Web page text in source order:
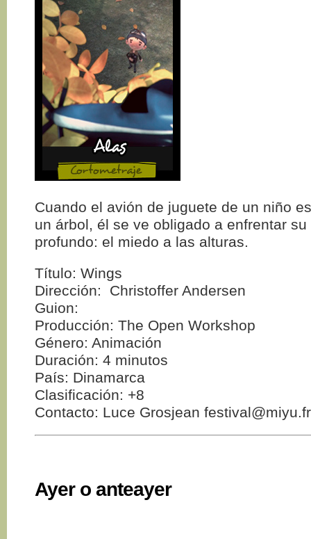
Cuando el avión de juguete de un niño
un árbol, él se ve obligado a enfrentar
profundo: el miedo a las alturas.
Título: Wings
Dirección: Christoffer Andersen
Guion:
Producción: The Open Workshop
Género: Animación
Duración: 4 minutos
País: Dinamarca
Clasificación: +8
Contacto: Luce Grosjean festival@miyu.fr
Ayer o anteayer